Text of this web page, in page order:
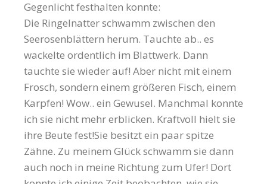
Gegenlicht festhalten konnte:
Die Ringelnatter schwamm zwischen den
Seerosenblättern herum. Tauchte ab.. es
wackelte ordentlich im Blattwerk. Dann
tauchte sie wieder auf! Aber nicht mit einem
Frosch, sondern einem größeren Fisch, einem
Karpfen! Wow.. ein Gewusel. Manchmal konnte
ich sie nicht mehr erblicken. Kraftvoll hielt sie
ihre Beute fest!Sie besitzt ein paar spitze
Zähne. Zu meinem Glück schwamm sie dann
auch noch in meine Richtung zum Ufer! Dort